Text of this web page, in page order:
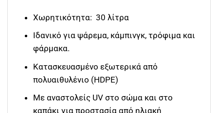
Χωρητικότητα: 30 λίτρα
Ιδανικό για ψάρεμα, κάμπινγκ, τρόφιμα και
φάρμακα.
Κατασκευασμένο εξωτερικά από
πολυαιθυλένιο (HDPE)
Με αναστολείς UV στο σώμα και στο
καπάκι για προστασία από ηλιακή